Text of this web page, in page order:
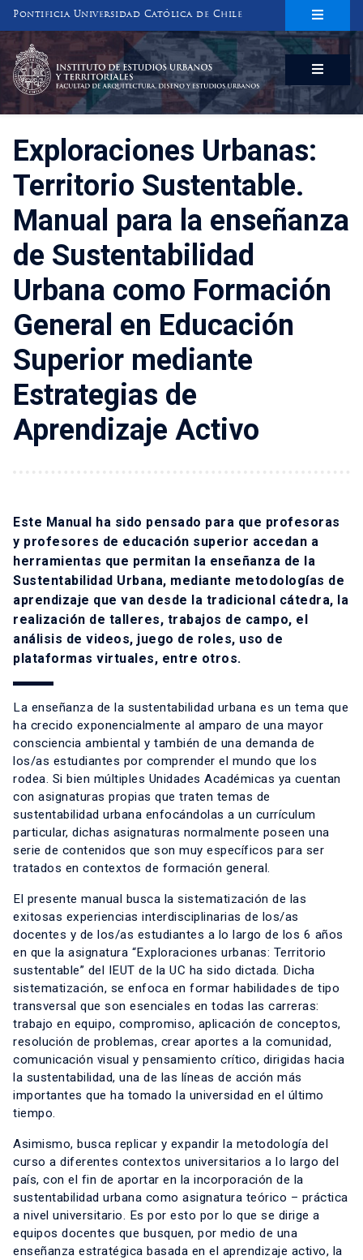
Pontificia Universidad Católica de Chile
INSTITUTO DE ESTUDIOS URBANOS
Y TERRITORIALES
FACULTAD DE ARQUITECTURA, DISEÑO Y ESTUDIOS URBANOS
Exploraciones Urbanas:
Territorio Sustentable.
Manual para la enseñanza
de Sustentabilidad
Urbana como Formación
General en Educación
Superior mediante
Estrategias de
Aprendizaje Activo
Este Manual ha sido pensado para que profesoras
y profesores de educación superior accedan a
herramientas que permitan la enseñanza de la
Sustentabilidad Urbana, mediante metodologías de
aprendizaje que van desde la tradicional cátedra, la
realización de talleres, trabajos de campo, el
análisis de videos, juego de roles, uso de
plataformas virtuales, entre otros.
La enseñanza de la sustentabilidad urbana es un tema que
ha crecido exponencialmente al amparo de una mayor
consciencia ambiental y también de una demanda de
los/as estudiantes por comprender el mundo que los
rodea. Si bien múltiples Unidades Académicas ya cuentan
con asignaturas propias que traten temas de
sustentabilidad urbana enfocándolas a un currículum
particular, dichas asignaturas normalmente poseen una
serie de contenidos que son muy específicos para ser
tratados en contextos de formación general.
El presente manual busca la sistematización de las
exitosas experiencias interdisciplinarias de los/as
docentes y de los/as estudiantes a lo largo de los 6 años
en que la asignatura “Exploraciones urbanas: Territorio
sustentable” del IEUT de la UC ha sido dictada. Dicha
sistematización, se enfoca en formar habilidades de tipo
transversal que son esenciales en todas las carreras:
trabajo en equipo, compromiso, aplicación de conceptos,
resolución de problemas, crear aportes a la comunidad,
comunicación visual y pensamiento crítico, dirigidas hacia
la sustentabilidad, una de las líneas de acción más
importantes que ha tomado la universidad en el último
tiempo.
Asimismo, busca replicar y expandir la metodología del
curso a diferentes contextos universitarios a lo largo del
país, con el fin de aportar en la incorporación de la
sustentabilidad urbana como asignatura teórico – práctica
a nivel universitario. Es por esto por lo que se dirige a
equipos docentes que busquen, por medio de una
enseñanza estratégica basada en el aprendizaje activo, la